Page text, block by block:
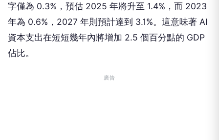
字僅為 0.3%，預估 2025 年將升至 1.4%，而 2023
年為 0.6%，2027 年則預計達到 3.1%。這意味著 AI
資本支出在短短幾年內將增加 2.5 個百分點的 GDP
佔比。
廣告